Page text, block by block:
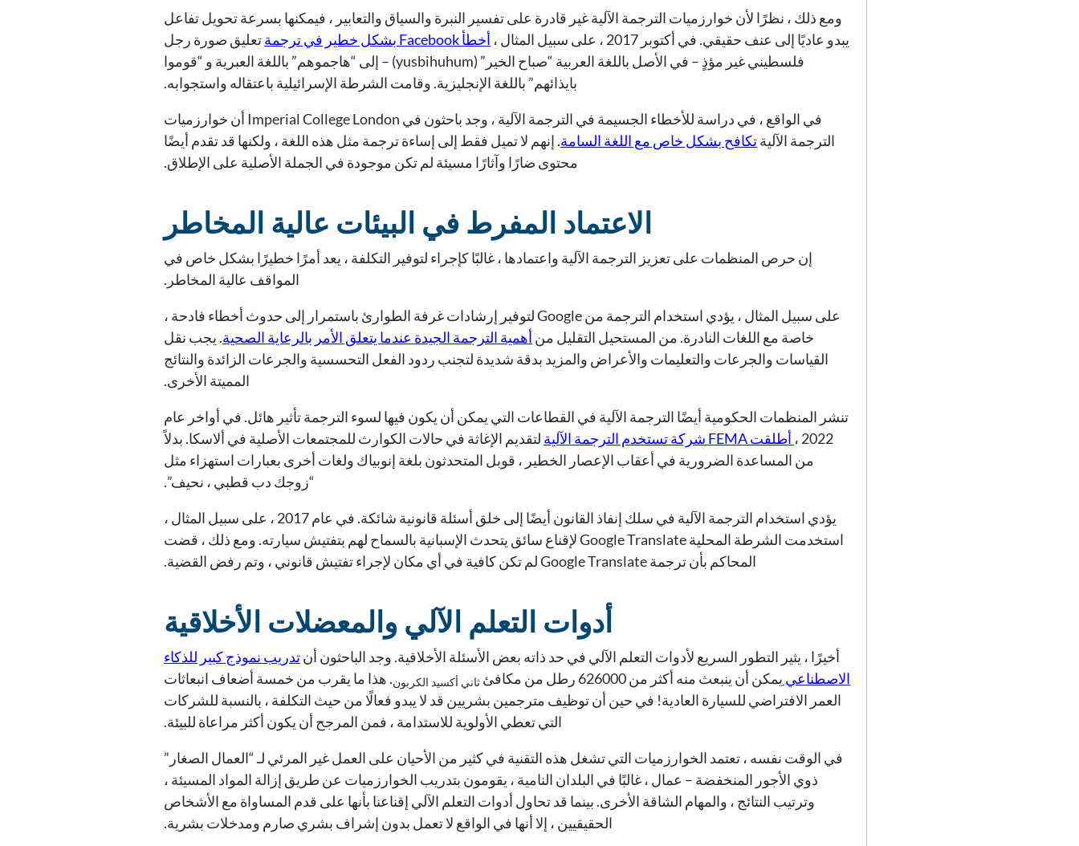
ومع ذلك ، نظرًا لأن خوارزميات الترجمة الآلية غير قادرة على تفسير النبرة والسياق والتعابير ، فيمكنها بسرعة تحويل تفاعل
يبدو عاديًا إلى عنف حقيقي. في أكتوبر 2017 ، على سبيل المثال ،
أخطأ Facebook بشكل خطير في ترجمة
تعليق صورة رجل
فلسطيني غير مؤذٍ – في الأصل باللغة العربية “صباح الخير” (yusbihuhum) – إلى “هاجموهم” باللغة العبرية و “قوموا
بايذائهم” باللغة الإنجليزية. وقامت الشرطة الإسرائيلية باعتقاله واستجوابه.
في الواقع ، في دراسة للأخطاء الجسيمة في الترجمة الآلية ، وجد باحثون في Imperial College London أن خوارزميات
الترجمة الآليةتكافح بشكل خاص مع اللغة السامة. إنهم لا تميل فقط إلى إساءة ترجمة مثل هذه اللغة ، ولكنها قد تقدم أيضًا
محتوى ضارًا وآثارًا مسيئة لم تكن موجودة في الجملة الأصلية على الإطلاق.
الاعتماد المفرط في البيئات عالية المخاطر
إن حرص المنظمات على تعزيز الترجمة الآلية واعتمادها ، غالبًا كإجراء لتوفير التكلفة ، يعد أمرًا خطيرًا بشكل خاص في
المواقف عالية المخاطر.
على سبيل المثال ، يؤدي استخدام الترجمة من Google لتوفير إرشادات غرفة الطوارئ باستمرار إلى حدوث أخطاء فادحة ،
خاصة مع اللغات النادرة. من المستحيل التقليل من أهمية الترجمة الجيدة عندما يتعلق الأمر بالرعاية الصحية. يجب نقل
القياسات والجرعات والتعليمات والأعراض والمزيد بدقة شديدة لتجنب ردود الفعل التحسسية والجرعات الزائدة والنتائج
المميتة الأخرى.
تنشر المنظمات الحكومية أيضًا الترجمة الآلية في القطاعات التي يمكن أن يكون فيها لسوء الترجمة تأثير هائل. في أواخر عام
2022 ،
أطلقت FEMA شركة تستخدم الترجمة الآلية
لتقديم الإغاثة في حالات الكوارث للمجتمعات الأصلية في ألاسكا. بدلاً
من المساعدة الضرورية في أعقاب الإعصار الخطير ، قوبل المتحدثون بلغة إنوبياك ولغات أخرى بعبارات استهزاء مثل
“زوجك دب قطبي ، نحيف”.
يؤدي استخدام الترجمة الآلية في سلك إنفاذ القانون أيضًا إلى خلق أسئلة قانونية شائكة. في عام 2017 ، على سبيل المثال ،
استخدمت الشرطة المحلية Google Translate لإقناع سائق يتحدث الإسبانية بالسماح لهم بتفتيش سيارته. ومع ذلك ، قضت
المحاكم بأن ترجمة Google Translate لم تكن كافية في أي مكان لإجراء تفتيش قانوني ، وتم رفض القضية.
أدوات التعلم الآلي والمعضلات الأخلاقية
أخيرًا ، يثير التطور السريع لأدوات التعلم الآلي في حد ذاته بعض الأسئلة الأخلاقية. وجد الباحثون أنتدريب نموذج كبير للذكاء
الاصطناعي يمكن أن ينبعث منه أكثر من 626000 رطل من مكافئ ثاني أكسيد الكربون. هذا ما يقرب من خمسة أضعاف انبعاثات
العمر الافتراضي للسيارة العادية! في حين أن توظيف مترجمين بشريين قد لا يبدو فعالًا من حيث التكلفة ، بالنسبة للشركات
التي تعطي الأولوية للاستدامة ، فمن المرجح أن يكون أكثر مراعاة للبيئة.
في الوقت نفسه ، تعتمد الخوارزميات التي تشغل هذه التقنية في كثير من الأحيان على العمل غير المرئي لـ “العمال الصغار”
ذوي الأجور المنخفضة – عمال ، غالبًا في البلدان النامية ، يقومون بتدريب الخوارزميات عن طريق إزالة المواد المسيئة ،
وترتيب النتائج ، والمهام الشاقة الأخرى. بينما قد تحاول أدوات التعلم الآلي إقناعنا بأنها على قدم المساواة مع الأشخاص
الحقيقيين ، إلا أنها في الواقع لا تعمل بدون إشراف بشري صارم ومدخلات بشرية.